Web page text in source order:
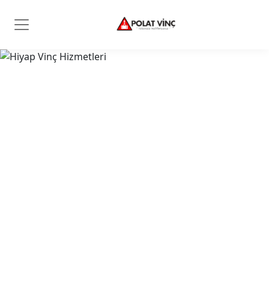
Polat Vinç